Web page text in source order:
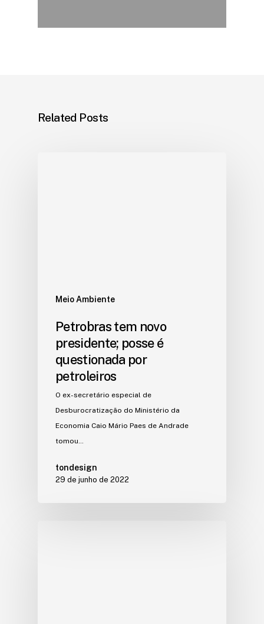
Related Posts
Meio Ambiente
Petrobras tem novo
presidente; posse é
questionada por
petroleiros
O ex-secretário especial de
Desburocratização do Ministério da
Economia Caio Mário Paes de Andrade
tomou…
tondesign
29 de junho de 2022